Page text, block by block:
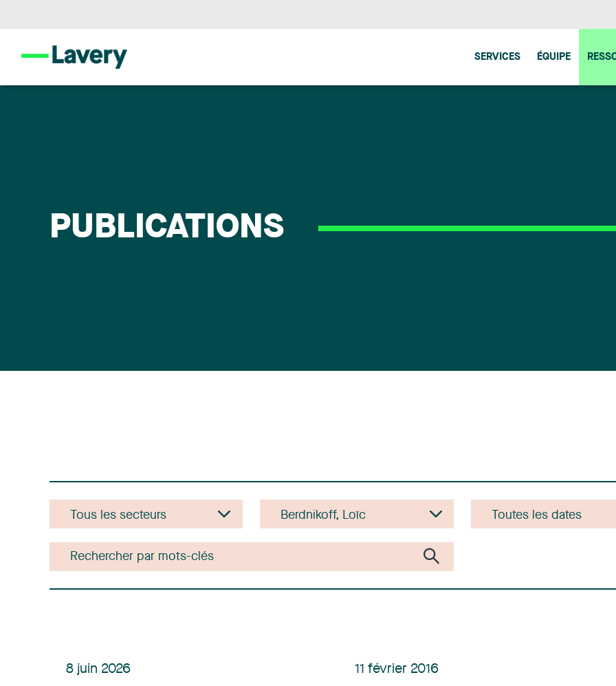
SERVICES ÉQUIPE
PUBLICATIONS
8 juin 2026 11 février 2016